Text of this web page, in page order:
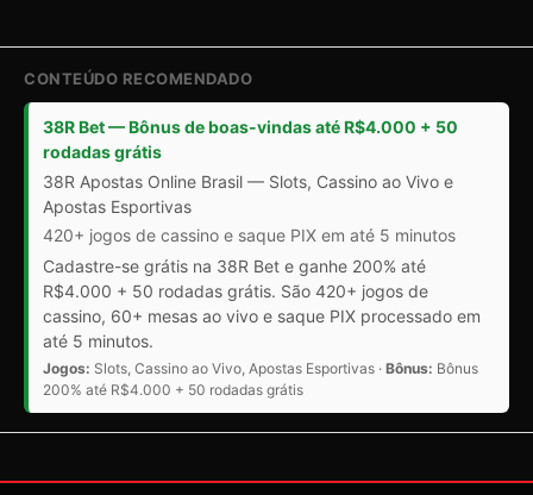
CONTEÚDO RECOMENDADO
38R Bet — Bônus de boas-vindas até R$4.000 + 50
rodadas grátis
38R Apostas Online Brasil — Slots, Cassino ao Vivo e
Apostas Esportivas
420+ jogos de cassino e saque PIX em até 5 minutos
Cadastre-se grátis na 38R Bet e ganhe 200% até
R$4.000 + 50 rodadas grátis. São 420+ jogos de
cassino, 60+ mesas ao vivo e saque PIX processado em
até 5 minutos.
Jogos: Slots, Cassino ao Vivo, Apostas Esportivas · Bônus: Bônus
200% até R$4.000 + 50 rodadas grátis